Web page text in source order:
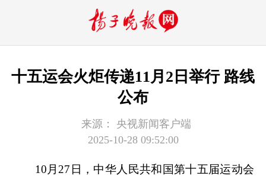
十五运会火炬传递11月2日举行 路线
公布
来源：
央视新闻客户端
2025-10-28 09:52:00
10月27日，中华人民共和国第十五届运动会